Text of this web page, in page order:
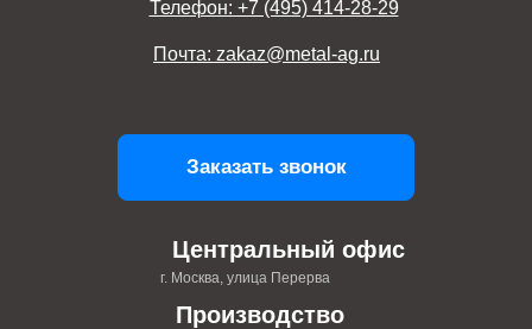
Центральный офис
г. Москва, улица Перерва
Производство
Телефон: +7 (495) 414-28-29
Почта: zakaz@metal-ag.ru
Заказать звонок